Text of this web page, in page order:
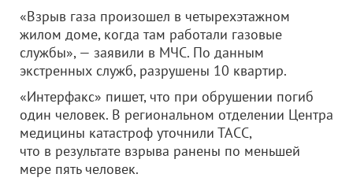
«Взрыв газа произошел в четырехэтажном
жилом доме, когда там работали газовые
службы», — заявили в МЧС. По данным
экстренных служб, разрушены 10 квартир.
«Интерфакс» пишет, что при обрушении погиб
один человек. В региональном отделении Центра
медицины катастроф уточнили ТАСС,
что в результате взрыва ранены по меньшей
мере пять человек.